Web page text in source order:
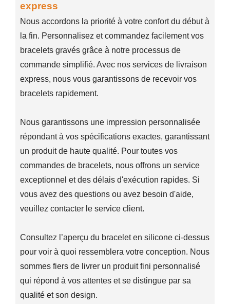
express
Nous accordons la priorité à votre confort du début à
la fin. Personnalisez et commandez facilement vos
bracelets gravés grâce à notre processus de
commande simplifié. Avec nos services de livraison
express, nous vous garantissons de recevoir vos
bracelets rapidement.
Nous garantissons une impression personnalisée
répondant à vos spécifications exactes, garantissant
un produit de haute qualité. Pour toutes vos
commandes de bracelets, nous offrons un service
exceptionnel et des délais d'exécution rapides. Si
vous avez des questions ou avez besoin d'aide,
veuillez contacter le service client.
Consultez l’aperçu du bracelet en silicone ci-dessus
pour voir à quoi ressemblera votre conception. Nous
sommes fiers de livrer un produit fini personnalisé
qui répond à vos attentes et se distingue par sa
qualité et son design.